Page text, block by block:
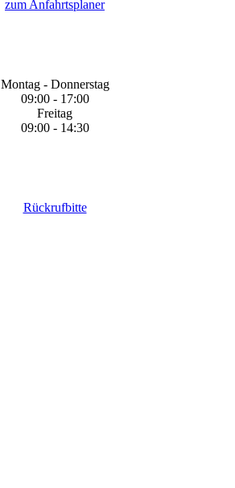
zum Anfahrtsplaner
Montag - Donnerstag
09:00 - 17:00
Freitag
09:00 - 14:30
Rückrufbitte